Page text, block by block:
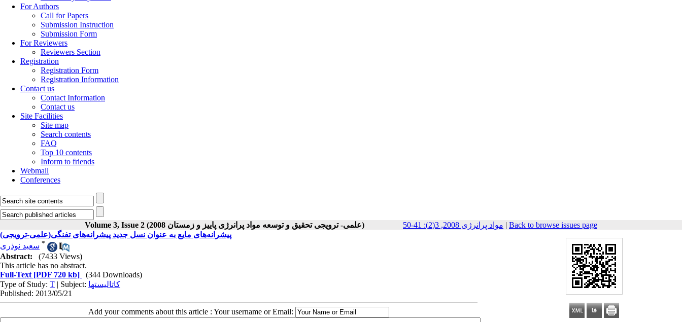
For Authors
Call for Papers
Submission Instruction
Submission Form
For Reviewers
Reviewers Section
Registration
Registration Form
Registration Information
Contact us
Contact Information
Contact us
Site Facilities
Site map
Search contents
FAQ
Top 10 contents
Inform to friends
Webmail
Conferences
Volume 3, Issue 2 (علمی- ترویجی تحقیق و توسعه مواد پرانرژی پاییز و زمستان 2008) مواد پرانرژی 2008, 3(2): 41-50 | Back to browse issues page
پیشرانه‌های مایع به عنوان نسل جدید پیشرانه‌های تفنگی(علمی-ترویجی)
سعید نوذری *
Abstract:
(7433 Views)
This article has no abstract.
Full-Text [PDF 720 kb]
(344 Downloads)
Type of Study: T | Subject: کاتالیستها
Published: 2013/05/21
Add your comments about this article : Your username or Email: